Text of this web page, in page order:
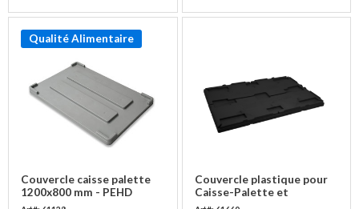
Qualité Alimentaire
Couvercle caisse palette
1200x800 mm - PEHD
Alimentaire
Couvercle plastique pour
Caisse-Palette et
Réhausse 1220x820 mm -